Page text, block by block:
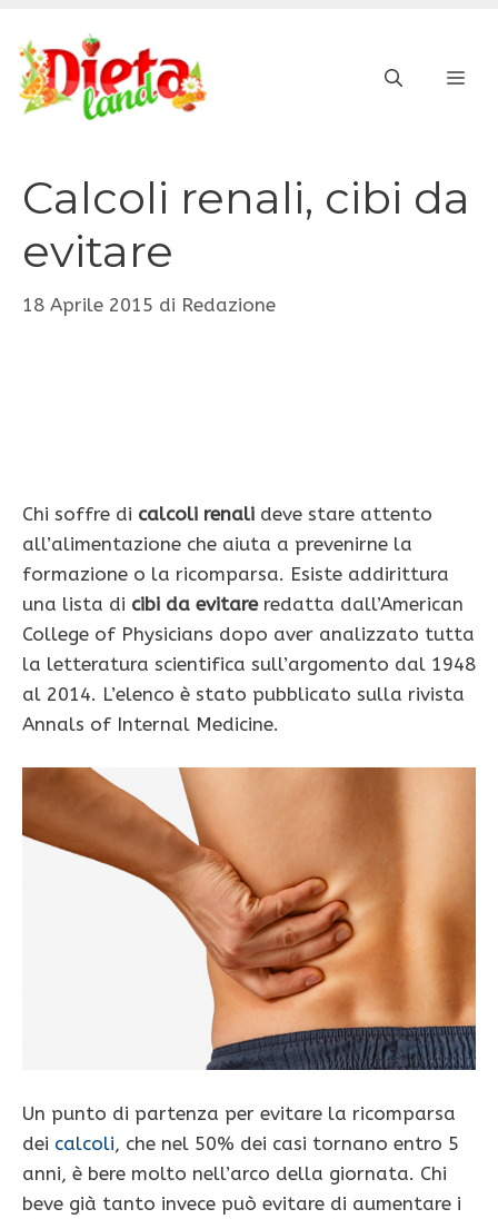
contenuto
Calcoli renali, cibi da
evitare
18 Aprile 2015 di Redazione
Chi soffre di calcoli renali deve stare attento
all’alimentazione che aiuta a prevenirne la
formazione o la ricomparsa. Esiste addirittura
una lista di cibi da evitareredatta dall’American
College of Physicians dopo aver analizzato tutta
la letteratura scientifica sull’argomento dal 1948
al 2014. L’elenco è stato pubblicato sulla rivista
Annals of Internal Medicine.
Un punto di partenza per evitare la ricomparsa
dei calcoli, che nel 50% dei casi tornano entro 5
anni, è bere molto nell’arco della giornata. Chi
beve già tanto invece può evitare di aumentare i